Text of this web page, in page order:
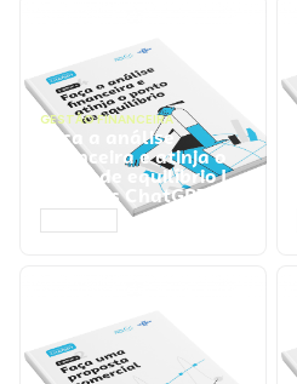
GESTÃO FINANCEIRA
Faça a análise
financeira e atinja o
ponto de equilíbrio |
Prompts ChatGPT